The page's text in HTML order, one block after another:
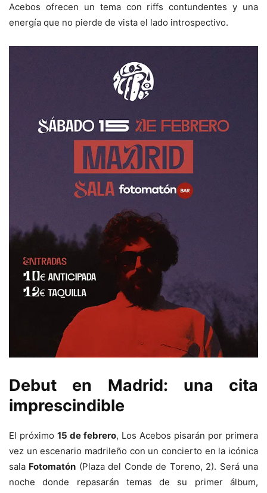
Acebos ofrecen un tema con riffs contundentes y una
energía que no pierde de vista el lado introspectivo.
Debut en Madrid: una cita
imprescindible
El próximo 15 de febrero, Los Acebos pisarán por primera
vez un escenario madrileño con un concierto en la icónica
sala Fotomatón (Plaza del Conde de Toreno, 2). Será una
noche donde repasarán temas de su primer álbum,